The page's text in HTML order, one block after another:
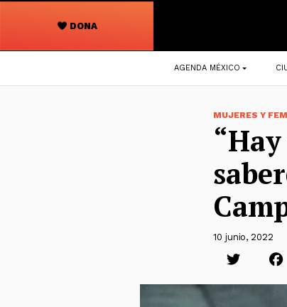
DONA
principal
AGENDA MÉXICO
MUJERES Y
10 junio, 2022